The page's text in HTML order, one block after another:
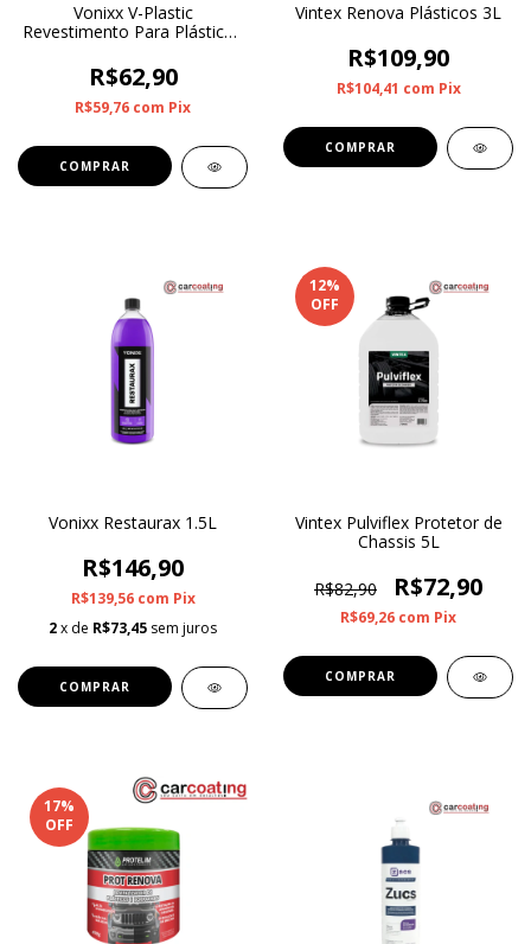
Vonixx V-Plastic
Revestimento Para Plásticos
R$62,90
R$59,76 com Pix
Vintex Renova Plásticos 3L
R$109,90
R$104,41 com Pix
Vonixx Restaurax 1.5L
R$146,90
R$139,56 com Pix
2x de R$73,45 sem juros
12%
OFF
Vintex Pulviflex Protetor de
Chassis 5L
R$82,90 R$72,90
R$69,26 com Pix
17%
OFF